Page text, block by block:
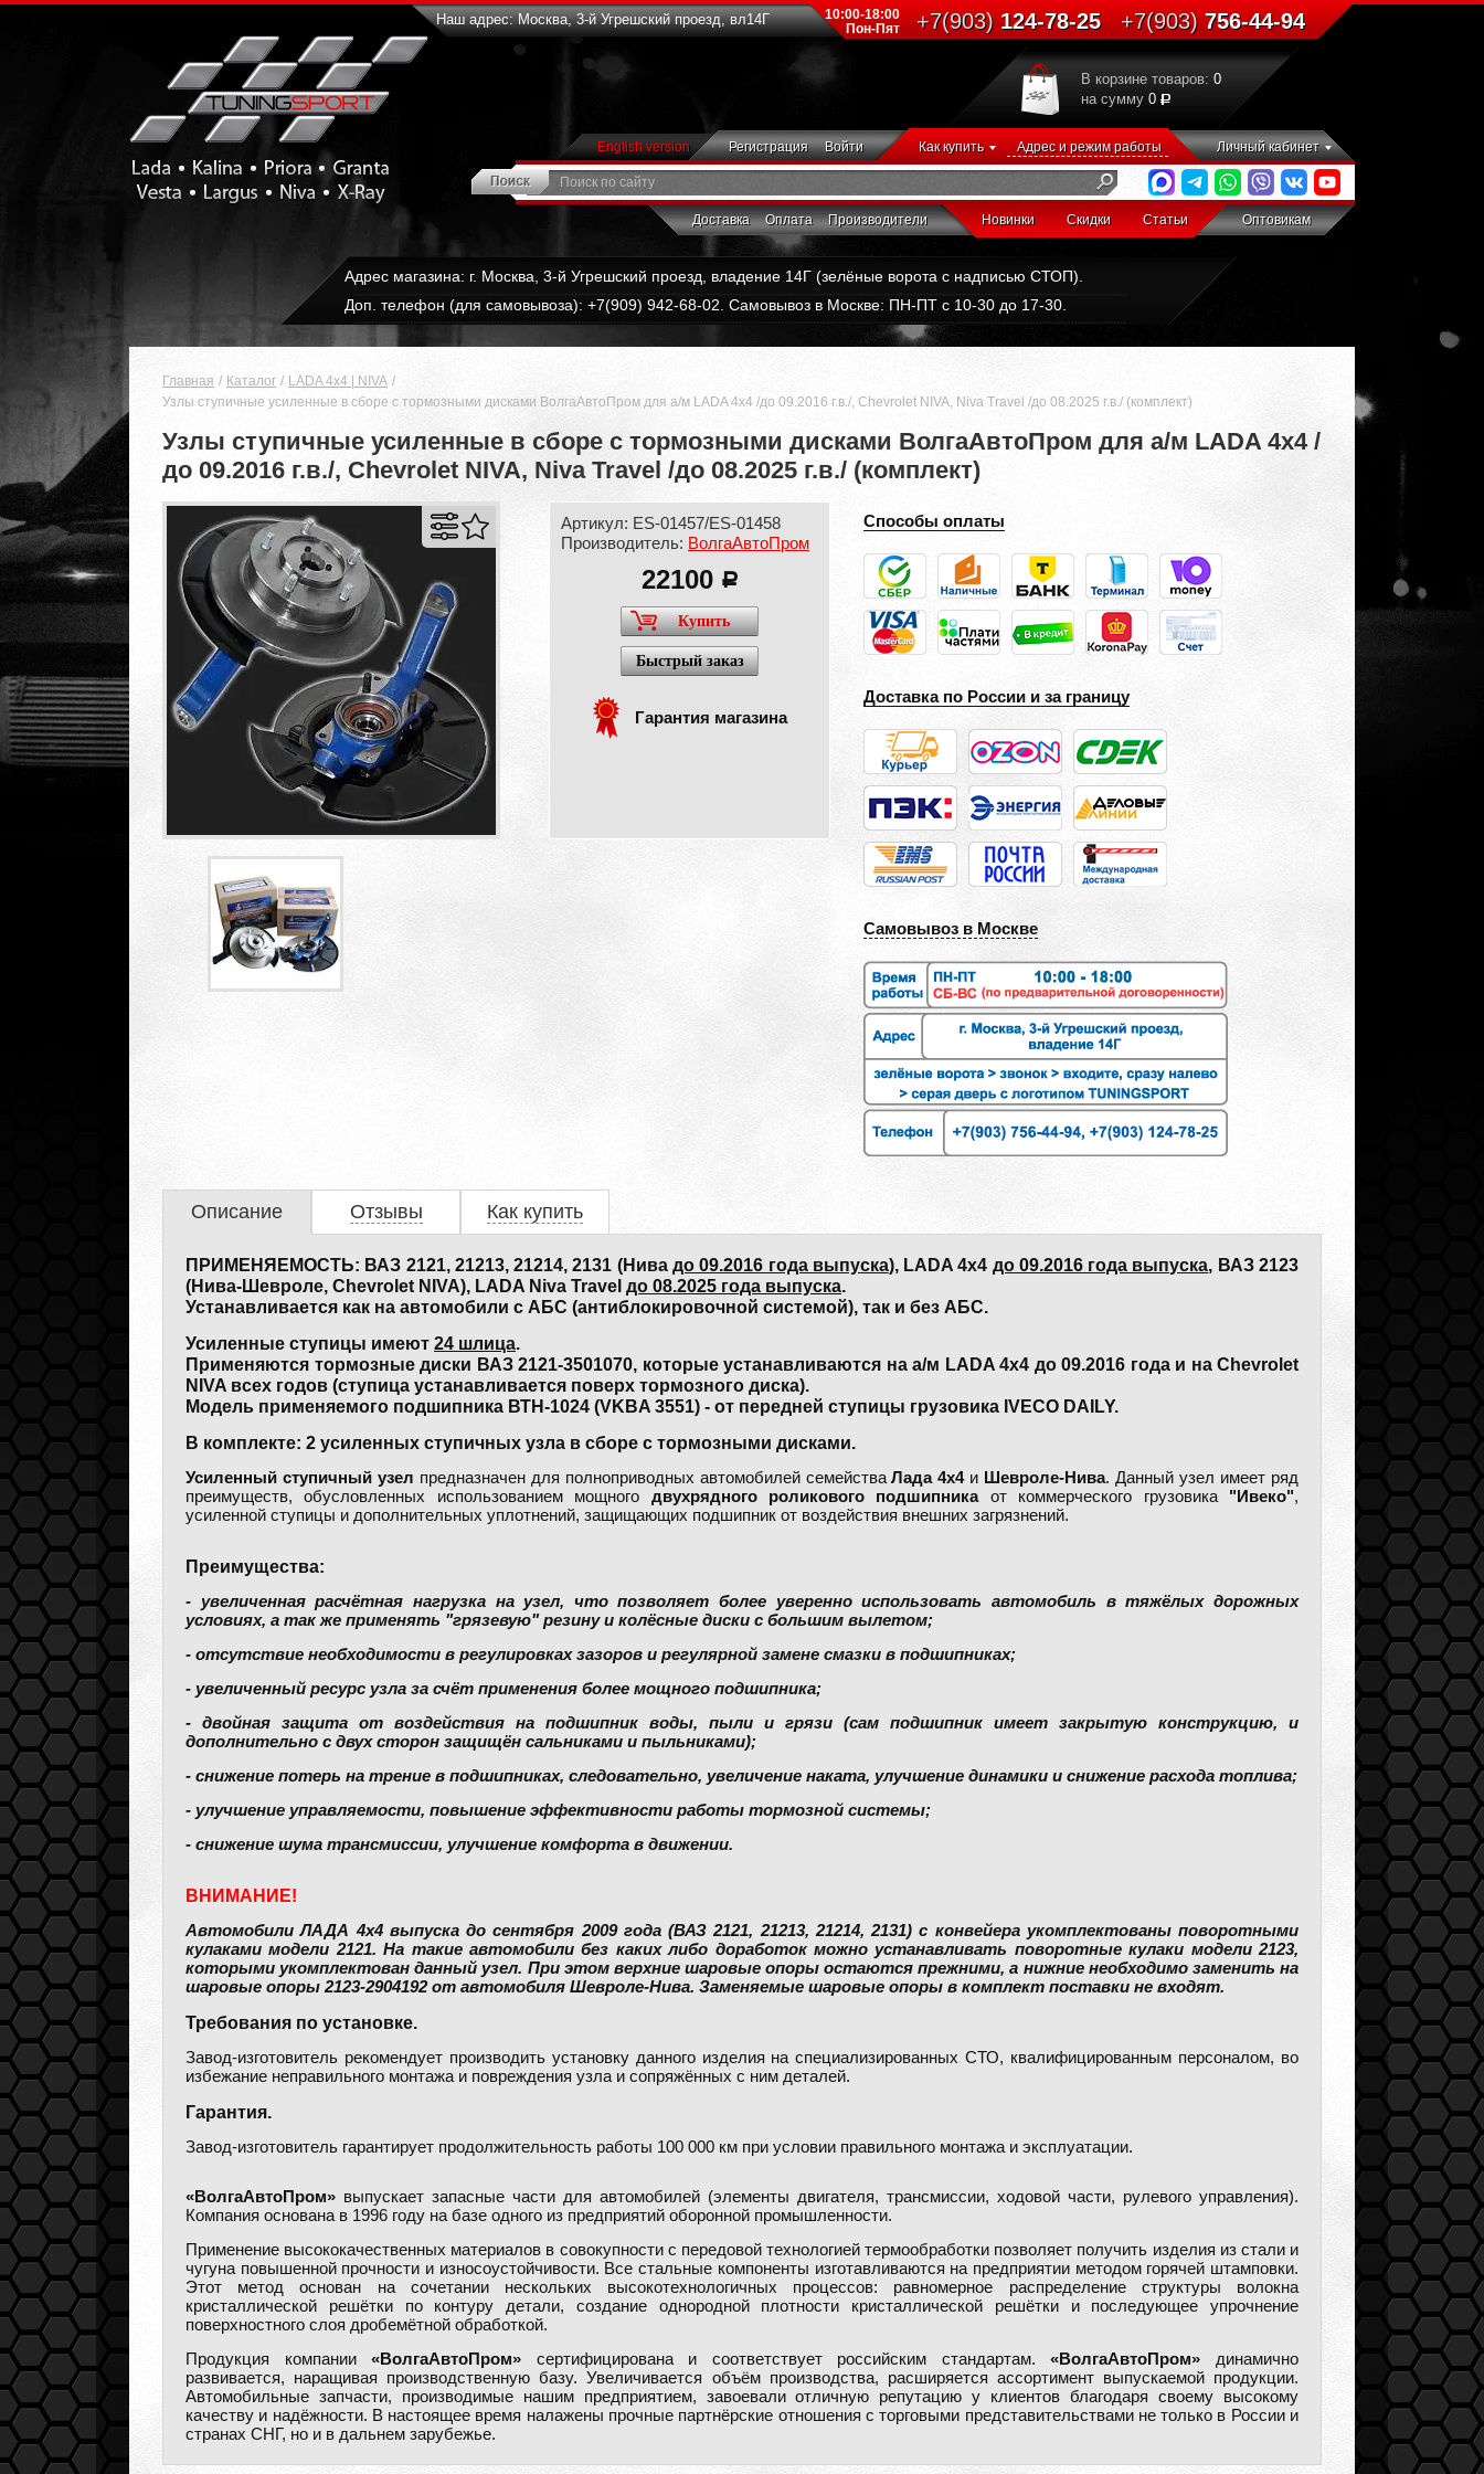
Наш адрес: Москва, 3-й Угрешский проезд, вл14Г
10:00-18:00
Пон-Пят
+7(903)124-78-25 +7(903)756-44-94
В корзине товаров: 0
на сумму 0
English version Регистрация Войти Как купить Адрес и режим работы Личный кабинет
Доставка Оплата Производители Новинки Скидки Статьи Оптовикам
Адрес магазина: г. Москва, 3-й Угрешский проезд, владение 14Г (зелёные ворота с надписью СТОП).
Доп. телефон (для самовывоза): +7(909) 942-68-02. Самовывоз в Москве: ПН-ПТ с 10-30 до 17-30.
Главная Каталог
LADA 4x4 | NIVA
Узлы ступичные усиленные в сборе с тормозными дисками ВолгаАвтоПром для а/м LADA 4x4 /до 09.2016 г.в./, Chevrolet NIVA, Niva Travel /до 08.2025 г.в./ (комплект)
Узлы ступичные усиленные в сборе с тормозными дисками ВолгаАвтоПром для а/м LADA 4x4 /
до 09.2016 г.в./, Chevrolet NIVA, Niva Travel /до 08.2025 г.в./ (комплект)
Артикул: ES-01457/ES-01458
Производитель: ВолгаАвтоПром
22100 a
Купить
Быстрый заказ
Гарантия магазина
Способы оплаты
Доставка по России и за границу
Самовывоз в Москве
Описание Отзывы Как купить
ПРИМЕНЯЕМОСТЬ: ВАЗ 2121, 21213, 21214, 2131 (Нива до 09.2016 года выпуска), LADA 4x4 до 09.2016 года выпуска, ВАЗ 2123
(Нива-Шевроле, Chevrolet NIVA), LADA Niva Travel до 08.2025 года выпуска.
Устанавливается как на автомобили с АБС (антиблокировочной системой), так и без АБС.
Усиленные ступицы имеют 24 шлица.
Применяются тормозные диски ВАЗ 2121-3501070, которые устанавливаются на а/м LADA 4x4 до 09.2016 года и на Chevrolet
NIVA всех годов (ступица устанавливается поверх тормозного диска).
Модель применяемого подшипника ВТН-1024 (VKBA 3551) - от передней ступицы грузовика IVECO DAILY.
В комплекте: 2 усиленных ступичных узла в сборе с тормозными дисками.
Усиленный ступичный узел предназначен для полноприводных автомобилей семействаЛада 4х4 и Шевроле-Нива. Данный узел имеет ряд
преимуществ, обусловленных использованием мощного двухрядного роликового подшипникаот коммерческого грузовика "Ивеко",
усиленной ступицы и дополнительных уплотнений, защищающих подшипник от воздействия внешних загрязнений.
Преимущества:
- увеличенная расчётная нагрузка на узел, что позволяет более уверенно использовать автомобиль в тяжёлых дорожных
условиях, а так же применять "грязевую" резину и колёсные диски с большим вылетом;
- отсутствие необходимости в регулировках зазоров и регулярной замене смазки в подшипниках;
- увеличенный ресурс узла за счёт применения более мощного подшипника;
- двойная защита от воздействия на подшипник воды, пыли и грязи (сам подшипник имеет закрытую конструкцию, и
дополнительно с двух сторон защищён сальниками и пыльниками);
- снижение потерь на трение в подшипниках, следовательно, увеличение наката, улучшение динамики и снижение расхода топлива;
- улучшение управляемости, повышение эффективности работы тормозной системы;
- снижение шума трансмиссии, улучшение комфорта в движении.
ВНИМАНИЕ!
Автомобили ЛАДА 4х4 выпуска до сентября 2009 года (ВАЗ 2121, 21213, 21214, 2131) с конвейера укомплектованы поворотными
кулаками модели 2121. На такие автомобили без каких либо доработок можно устанавливать поворотные кулаки модели 2123,
которыми укомплектован данный узел. При этом верхние шаровые опоры остаются прежними, а нижние необходимо заменить на
шаровые опоры 2123-2904192 от автомобиля Шевроле-Нива. Заменяемые шаровые опоры в комплект поставки не входят.
Требования по установке.
Завод-изготовитель рекомендует производить установку данного изделия на специализированных СТО, квалифицированным персоналом, во
избежание неправильного монтажа и повреждения узла и сопряжённых с ним деталей.
Гарантия.
Завод-изготовитель гарантирует продолжительность работы 100 000 км при условии правильного монтажа и эксплуатации.
«ВолгаАвтоПром» выпускает запасные части для автомобилей (элементы двигателя, трансмиссии, ходовой части, рулевого управления).
Компания основана в 1996 году на базе одного из предприятий оборонной промышленности.
Применение высококачественных материалов в совокупности с передовой технологией термообработки позволяет получить изделия из стали и
чугуна повышенной прочности и износоустойчивости. Все стальные компоненты изготавливаются на предприятии методом горячей штамповки.
Этот метод основан на сочетании нескольких высокотехнологичных процессов: равномерное распределение структуры волокна
кристаллической решётки по контуру детали, создание однородной плотности кристаллической решётки и последующее упрочнение
поверхностного слоя дробемётной обработкой.
Продукция компании«ВолгаАвтоПром» сертифицирована и соответствует российским стандартам.«ВолгаАвтоПром» динамично
развивается, наращивая производственную базу. Увеличивается объём производства, расширяется ассортимент выпускаемой продукции.
Автомобильные запчасти, производимые нашим предприятием, завоевали отличную репутацию у клиентов благодаря своему высокому
качеству и надёжности. В настоящее время налажены прочные партнёрские отношения с торговыми представительствами не только в России и
странах СНГ, но и в дальнем зарубежье.